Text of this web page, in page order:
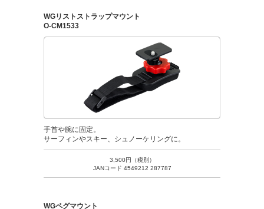
WGリストストラップマウント
O-CM1533
手首や腕に固定。
サーフィンやスキー、シュノーケリングに。
3,500円（税別）
JANコード 4549212 287787
WGペグマウント